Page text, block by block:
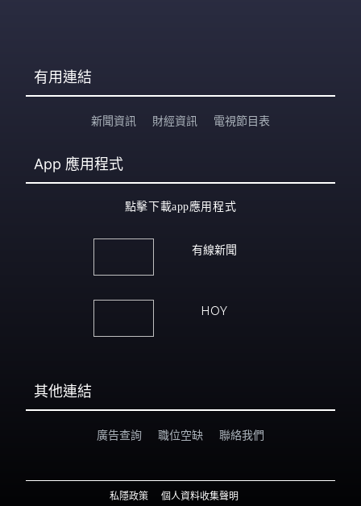
有用連結
新聞資訊 財經資訊 電視節目表
App 應用程式
點擊下載app應用程式
有線新聞
HOY
其他連結
廣告查詢 職位空缺 聯絡我們
私隱政策 個人資料收集聲明